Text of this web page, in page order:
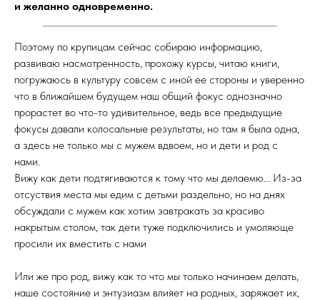
и желанно одновременно.
Поэтому по крупицам сейчас собираю информацию,
развиваю насмотренность, прохожу курсы, читаю книги,
погружаюсь в культуру совсем с иной ее стороны и уверенно
что в ближайшем будущем наш общий фокус однозначно
прорастет во что-то удивительное, ведь все предыдущие
фокусы давали колосальные результаты, но там я была одна,
а здесь не только мы с мужем вдвоем, но и дети и род с
нами.
Вижу как дети подтягиваются к тому что мы делаемю... Из-за
отсуствия места мы едим с детьми раздельно, но на днях
обсуждали с мужем как хотим завтракать за красиво
накрытым столом, так дети туже подключились и умоляюще
просили их вместить с нами
Или же про род, вижу как то что мы только начинаем делать,
наше состояние и энтузиазм влияет на родных, заряжает их,